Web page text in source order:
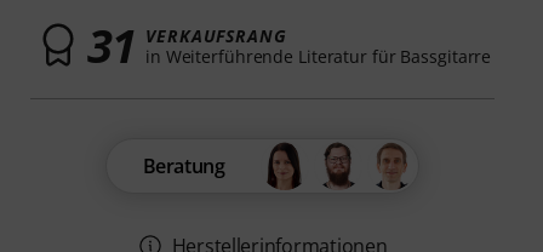
31 VERKAUFSRANG
in Weiterführende Literatur für Bassgitarre
Beratung
Herstellerinformationen